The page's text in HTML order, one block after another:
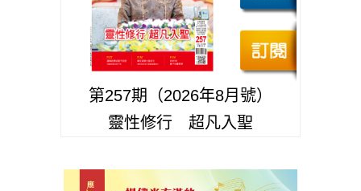
第257期（2026年8月號）
靈性修行 超凡入聖